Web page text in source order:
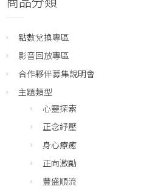
點數兌換專區
影音回放專區
合作夥伴募集說明會
主題類型
心靈探索
正念紓壓
身心療癒
正向激勵
豐盛順流